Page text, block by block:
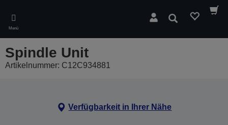
main
content
Menü
Suchen
Spindle Unit
Artikelnummer: C12C934881
Verfügbarkeit in Ihrer Nähe